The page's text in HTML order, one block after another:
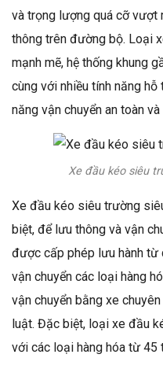
và trọng lượng quá cỡ vượt
thông trên đường bộ. Loại
mạnh mẽ, hệ thống khung
cùng với nhiều tính năng
năng vận chuyển an toàn và
Xe đầu kéo siêu
Xe đầu kéo siêu trường
biệt, để lưu thông và vận
được cấp phép lưu hành từ
vận chuyển các loại hàng
vận chuyển bằng xe
luật. Đặc biệt, loại xe đầu
với các loại hàng hóa từ 45